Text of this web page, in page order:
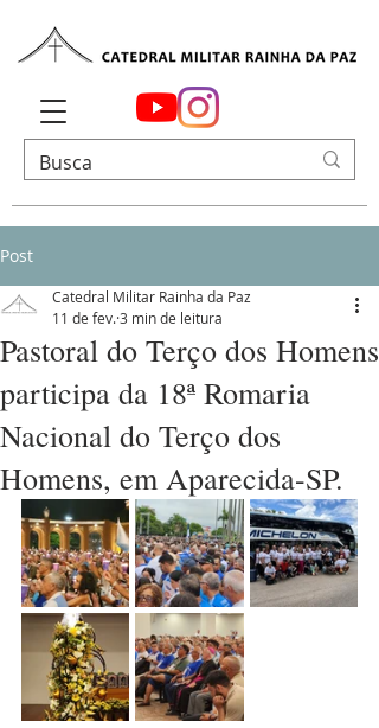
Post
Pastoral do Terço dos Homens
participa da 18ª Romaria
Nacional do Terço dos
Homens, em Aparecida-SP.
Catedral Militar Rainha da Paz
11 de fev.3 min de leitura